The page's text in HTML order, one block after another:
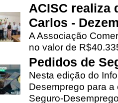
ACISC realiza
Carlos -
A Associação
no valor de
Pedidos de
Nesta edição do
Desemprego para
Seguro-